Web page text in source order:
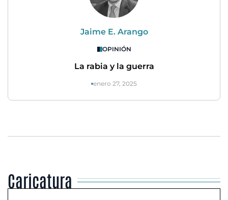
Jaime E. Arango
OPINIÓN
La rabia y la guerra
enero 27, 2025
Caricatura